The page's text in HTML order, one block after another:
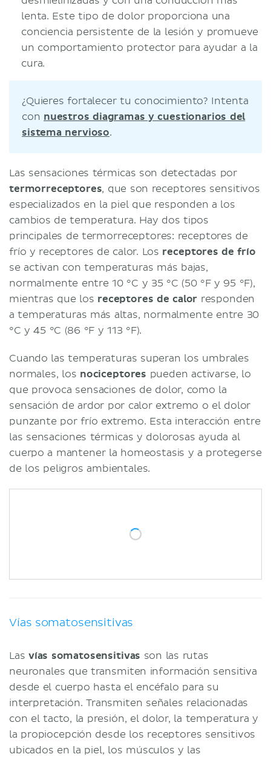
lenta. Este tipo de dolor proporciona una
conciencia persistente de la lesión y promueve
un comportamiento protector para ayudar a la
cura.
¿Quieres fortalecer tu conocimiento? Intenta
con nuestros diagramas y cuestionarios del
sistema nervioso.
Las sensaciones térmicas son detectadas por
termorreceptores, que son receptores sensitivos
especializados en la piel que responden a los
cambios de temperatura. Hay dos tipos
principales de termorreceptores: receptores de
frío y receptores de calor. Los receptores de frío
se activan con temperaturas más bajas,
normalmente entre 10 °C y 35 °C (50 °F y 95 °F),
mientras que los receptores de calor responden
a temperaturas más altas, normalmente entre 30
°C y 45 °C (86 °F y 113 °F).
Cuando las temperaturas superan los umbrales
normales, los nociceptores pueden activarse, lo
que provoca sensaciones de dolor, como la
sensación de ardor por calor extremo o el dolor
punzante por frío extremo. Esta interacción entre
las sensaciones térmicas y dolorosas ayuda al
cuerpo a mantener la homeostasis y a protegerse
de los peligros ambientales.
Vías somatosensitivas
Las vías somatosensitivas son las rutas
neuronales que transmiten información sensitiva
desde el cuerpo hasta el encéfalo para su
interpretación. Transmiten señales relacionadas
con el tacto, la presión, el dolor, la temperatura y
la propiocepción desde los receptores sensitivos
ubicados en la piel, los músculos y las